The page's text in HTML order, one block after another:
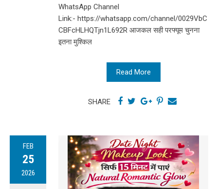
WhatsApp Channel
Link:- https://whatsapp.com/channel/0029VbC
CBFcHLHQTjn1L692R आजकल सही परफ्यूम चुनना
इतना मुश्किल
Read More
SHARE
FEB
25
2026